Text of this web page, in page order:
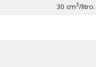
30 cm3/litro.